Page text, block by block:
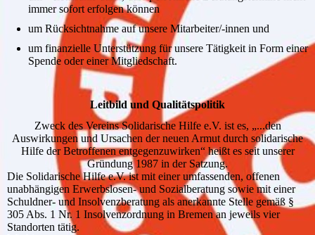
immer sofort erfolgen können
um Rücksichtnahme auf unsere Mitarbeiter/-innen und
um finanzielle Unterstützung für unsere Tätigkeit in Form einer
Spende oder einer Mitgliedschaft.
Leitbild und Qualitätspolitik
Zweck des Vereins Solidarische Hilfe e.V. ist es, „...den
Auswirkungen und Ursachen der neuen Armut durch solidarische
Hilfe der Betroffenen entgegenzuwirken“ heißt es seit unserer
Gründung 1987 in der Satzung.
Die Solidarische Hilfe e.V. ist mit einer umfassenden, offenen
unabhängigen Erwerbslosen- und Sozialberatung sowie mit einer
Schuldner- und Insolvenzberatung als anerkannte Stelle gemäß §
305 Abs. 1 Nr. 1 Insolvenzordnung in Bremen an jeweils vier
Standorten tätig.